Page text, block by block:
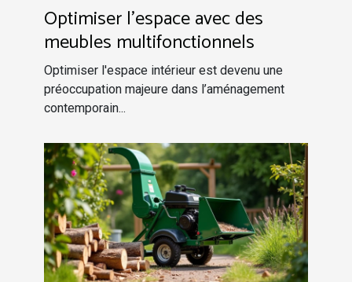
Optimiser l'espace avec des
meubles multifonctionnels
Optimiser l'espace intérieur est devenu une
préoccupation majeure dans l’aménagement
contemporain...